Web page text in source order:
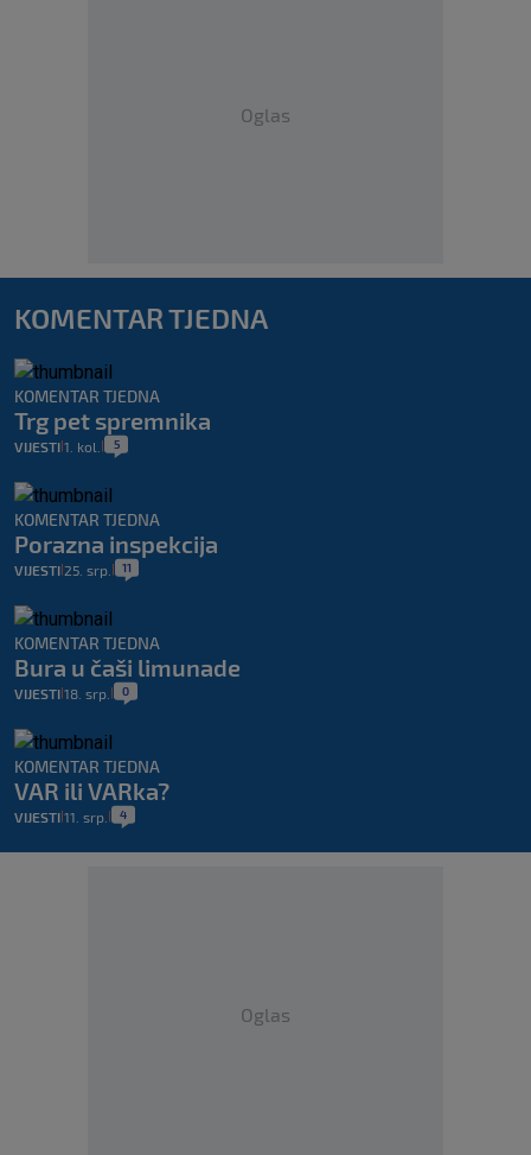
Oglas
KOMENTAR TJEDNA
KOMENTAR TJEDNA
Trg pet spremnika
VIJESTI 1. kol. 5
KOMENTAR TJEDNA
Porazna inspekcija
VIJESTI 25. srp. 11
KOMENTAR TJEDNA
Bura u čaši limunade
VIJESTI 18. srp. 0
KOMENTAR TJEDNA
VAR ili VARka?
VIJESTI 11. srp. 4
Oglas